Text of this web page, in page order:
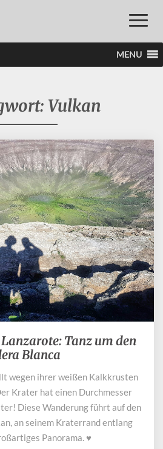
Toggle
MENU
Vulkan
Tanz um den
Blanca
wegen ihrer weißen Kalkkrusten
Krater hat einen Durchmesser
Diese Wanderung führt auf den
an seinem Kraterrand entlang
Panorama. ♥